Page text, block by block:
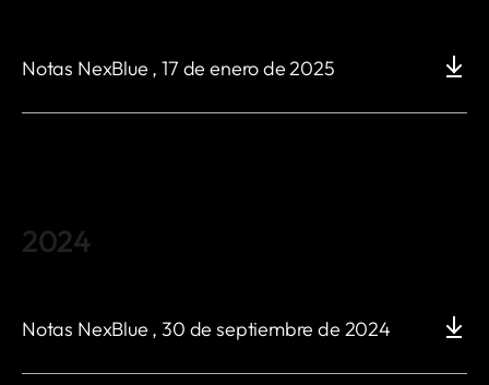
Notas NexBlue , 17 de enero de 2025
2024
Notas NexBlue , 30 de septiembre de 2024